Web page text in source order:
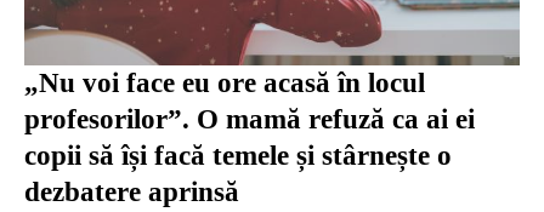
„Nu voi face eu ore acasă în locul
profesorilor”. O mamă refuză ca ai ei
copii să își facă temele și stârnește o
dezbatere aprinsă